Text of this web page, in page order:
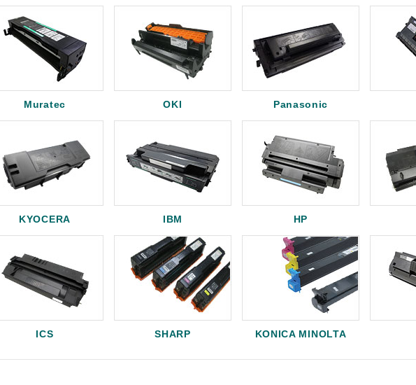
Muratec OKI Panasonic
KYOCERA IBM HP
ICS SHARP KONICA MINOLTA